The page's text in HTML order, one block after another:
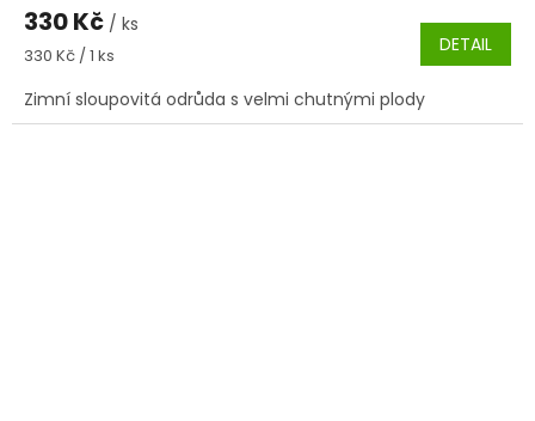
330 Kč / ks
Měrná
330 Kč / 1 ks DETAIL
Zimní sloupovitá odrůda s velmi chutnými plody